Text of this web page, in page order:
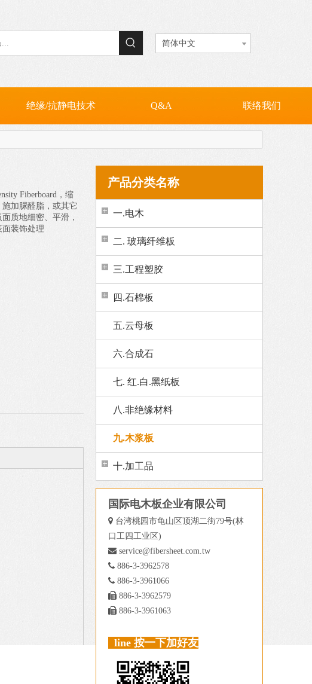
词： 抗静电电木板 抗静电纤维板 PC板 / PC扩散板
简体中文
绝缘/抗静电技术 Q&A 联络我们
Fiberboard，缩
加脲醛脂，或其它
质地细密、平滑，
装饰处理
产品分类名称
一.电木
二. 玻璃纤维板
三.工程塑胶
四.石棉板
五.云母板
六.合成石
七. 红.白.黑纸板
八.非绝缘材料
九.木浆板
十.加工品
国际电木板企业有限公司
 台湾桃园市龟山区顶湖二街79号(林
口工四工业区)
 service@fibersheet.com.tw
 886-3-3962578
 886-3-3961066
 886-3-3962579
 886-3-3961063
line 按一下加好友